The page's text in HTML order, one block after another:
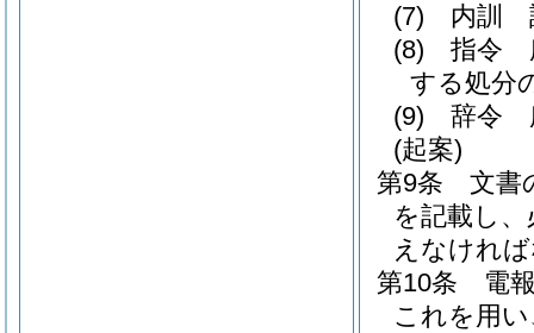
(7)
内訓
(8)
指令
する処分
(9)
辞令
(起案)
第9条
文書
を記載し
えなけれ
第10条
電
これを用